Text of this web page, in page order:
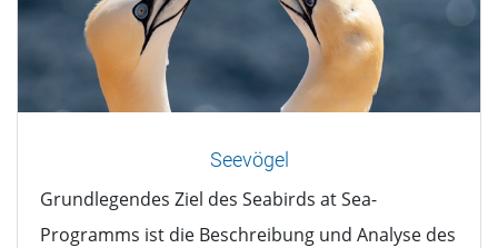
Seevögel
Grundlegendes Ziel des Seabirds at Sea-
Programms ist die Beschreibung und Analyse des